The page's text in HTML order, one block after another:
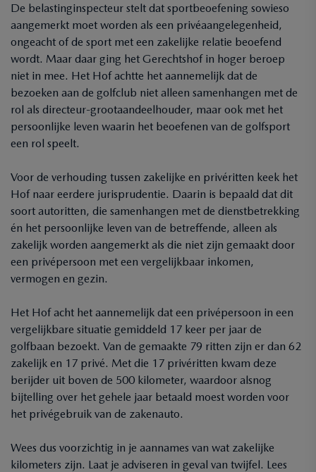
De belastinginspecteur stelt dat sportbeoefening sowieso
aangemerkt moet worden als een privéaangelegenheid,
ongeacht of de sport met een zakelijke relatie beoefend
wordt. Maar daar ging het Gerechtshof in hoger beroep
niet in mee. Het Hof achtte het aannemelijk dat de
bezoeken aan de golfclub niet alleen samenhangen met de
rol als directeur-grootaandeelhouder, maar ook met het
persoonlijke leven waarin het beoefenen van de golfsport
een rol speelt.
Voor de verhouding tussen zakelijke en privéritten keek het
Hof naar eerdere jurisprudentie. Daarin is bepaald dat dit
soort autoritten, die samenhangen met de dienstbetrekking
én het persoonlijke leven van de betreffende, alleen als
zakelijk worden aangemerkt als die niet zijn gemaakt door
een privépersoon met een vergelijkbaar inkomen,
vermogen en gezin.
Het Hof acht het aannemelijk dat een privépersoon in een
vergelijkbare situatie gemiddeld 17 keer per jaar de
golfbaan bezoekt. Van de gemaakte 79 ritten zijn er dan 62
zakelijk en 17 privé. Met die 17 privéritten kwam deze
berijder uit boven de 500 kilometer, waardoor alsnog
bijtelling over het gehele jaar betaald moest worden voor
het privégebruik van de zakenauto.
Wees dus voorzichtig in je aannames van wat zakelijke
kilometers zijn. Laat je adviseren in geval van twijfel. Lees